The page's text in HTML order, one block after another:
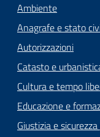
Ambiente
Anagrafe e stato
Autorizzazioni
Catasto e
Cultura e tempo
Educazione e
Giustizia e